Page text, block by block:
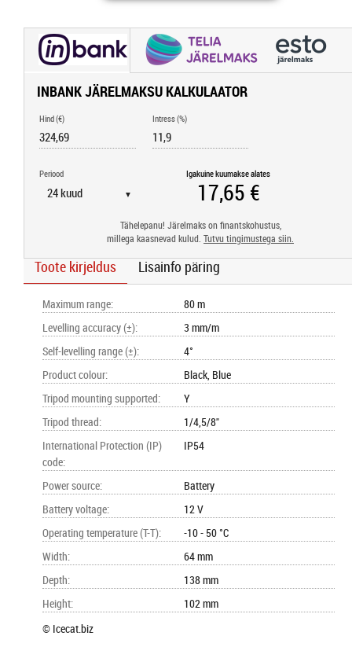
INBANK JÄRELMAKSU KALKULAATOR
Hind (€) Intress (%)
Periood
▼
Igakuine kuumakse alates
Tähelepanu! Järelmaks on finantskohustus,
millega kaasnevad kulud. Tutvu tingimustega siin.
Toote kirjeldus Lisainfo päring
Maximum range:
80 m
Levelling accuracy (±):
3 mm/m
Self-levelling range (±):
4°
Product colour:
Black, Blue
Tripod mounting supported:
Y
Tripod thread:
1/4,5/8"
International Protection (IP)
code:
IP54
Power source:
Battery
Battery voltage:
12 V
Operating temperature (T-T):
-10 - 50 °C
Width:
64 mm
Depth:
138 mm
Height:
102 mm
© Icecat.biz